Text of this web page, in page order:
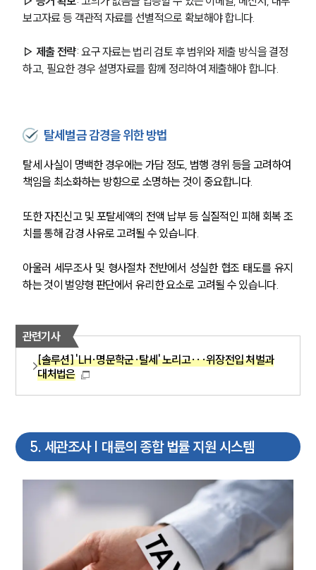
그룹소개
대륜의 강점
오시는 길
고객의 소리
AI대륜
업무사례
보고자료 등 객관적 자료를 선별적으로 확보해야 합니다.
▷ 제출 전략: 요구 자료는 법리 검토 후 범위와 제출 방식을 결정
하고, 필요한 경우 설명자료를 함께 정리하여 제출해야 합니다.
탈세벌금 감경을 위한 방법
탈세 사실이 명백한 경우에는 가담 정도, 범행 경위 등을 고려하여
책임을 최소화하는 방향으로 소명하는 것이 중요합니다.
또한 자진신고 및 포탈세액의 전액 납부 등 실질적인 피해 회복 조
치를 통해 감경 사유로 고려될 수 있습니다.
아울러 세무조사 및 형사절차 전반에서 성실한 협조 태도를 유지
하는 것이 벌양형 판단에서 유리한 요소로 고려될 수 있습니다.
관련기사
[솔루션] 'LH·명문학군·탈세' 노리고···위장전입 처벌과
대처법은
5. 세관조사 | 대륜의 종합 법률 지원 시스템